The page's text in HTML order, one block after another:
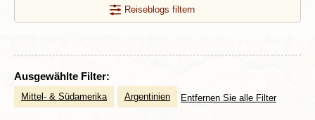
Reiseblogs filtern
Ausgewählte Filter:
Mittel- & Südamerika Argentinien Entfernen Sie alle Filter